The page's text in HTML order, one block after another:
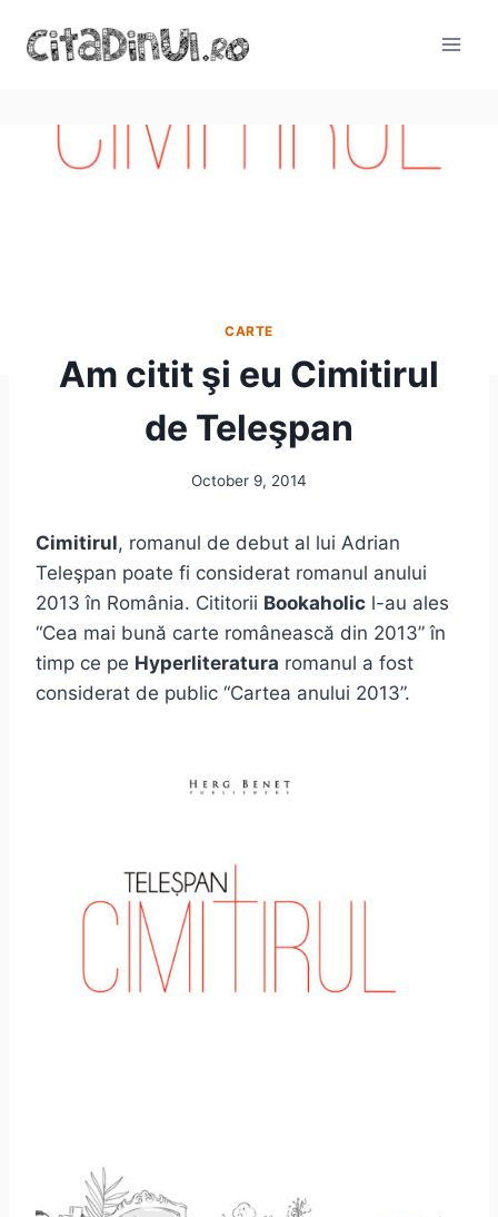
CARTE
Am citit şi eu Cimitirul
de Teleşpan
October 9, 2014
Cimitirul, romanul de debut al lui Adrian
Teleşpan poate fi considerat romanul anului
2013 în România. Cititorii Bookaholic l-au ales
“Cea mai bună carte românească din 2013” în
timp ce pe Hyperliteratura romanul a fost
considerat de public “Cartea anului 2013”.